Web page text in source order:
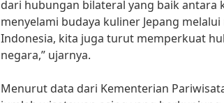
dari hubungan bilateral yang baik antara
menyelami budaya kuliner Jepang
Indonesia, kita juga turut memperkuat
negara,” ujarnya.
Menurut data dari Kementerian